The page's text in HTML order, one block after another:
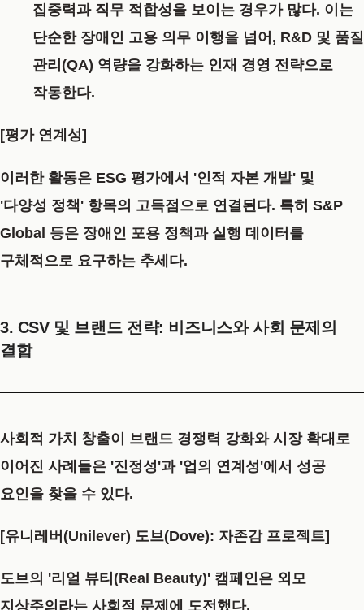
집중력과 직무 적합성을 보이는 경우가 많다. 이는
단순한 장애인 고용 의무 이행을 넘어, R&D 및 품질
관리(QA) 역량을 강화하는 인재 경영 전략으로
작동한다.
[평가 연계성]
이러한 활동은 ESG 평가에서 '인적 자본 개발' 및
'다양성 정책' 항목의 고득점으로 연결된다. 특히 S&P
Global 등은 장애인 포용 정책과 실행 데이터를
구체적으로 요구하는 추세다.
3. CSV 및 브랜드 전략: 비즈니스와 사회 문제의
결합
사회적 가치 창출이 브랜드 경쟁력 강화와 시장 확대로
이어진 사례들은 '진정성'과 '업의 연계성'에서 성공
요인을 찾을 수 있다.
[유니레버(Unilever) 도브(Dove): 자존감 프로젝트]
도브의 '리얼 뷰티(Real Beauty)' 캠페인은 외모
지상주의라는 사회적 문제에 도전했다.